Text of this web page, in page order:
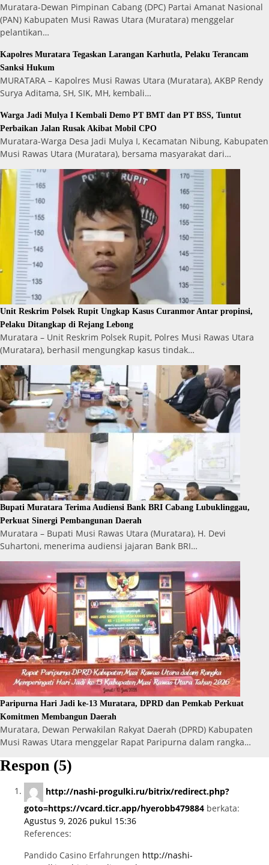
Muratara-Dewan Pimpinan Cabang (DPC) Partai Amanat Nasional
(PAN) Kabupaten Musi Rawas Utara (Muratara) menggelar
pelantikan…
Kapolres Muratara Tegaskan Larangan Karhutla, Pelaku Terancam
Sanksi Hukum
MURATARA – Kapolres Musi Rawas Utara (Muratara), AKBP Rendy
Surya Aditama, SH, SIK, MH, kembali…
Warga Jadi Mulya I Kembali Demo PT BMT dan PT BSS, Tuntut
Perbaikan Jalan Rusak Akibat Mobil CPO
Muratara-Warga Desa Jadi Mulya I, Kecamatan Nibung, Kabupaten
Musi Rawas Utara (Muratara), bersama masyarakat dari…
Unit Reskrim Polsek Rupit Ungkap Kasus Curanmor Antar propinsi,
Pelaku Ditangkap di Rejang Lebong
Muratara – Unit Reskrim Polsek Rupit, Polres Musi Rawas Utara
(Muratara), berhasil mengungkap kasus tindak…
Bupati Muratara Terima Audiensi Bank BRI Cabang Lubuklinggau,
Perkuat Sinergi Pembangunan Daerah
Muratara – Bupati Musi Rawas Utara (Muratara), H. Devi
Suhartoni, menerima audiensi jajaran Bank BRI…
Paripurna Hari Jadi ke-13 Muratara, DPRD dan Pemkab Perkuat
Komitmen Membangun Daerah
Muratara, Dewan Perwakilan Rakyat Daerah (DPRD) Kabupaten
Musi Rawas Utara menggelar Rapat Paripurna dalam rangka…
Respon (5)
http://nashi-progulki.ru/bitrix/redirect.php?
goto=https://vcard.ticr.app/hyerobb479884 berkata:
Agustus 9, 2026 pukul 15:36
References:
Pandido Casino Erfahrungen http://nashi-